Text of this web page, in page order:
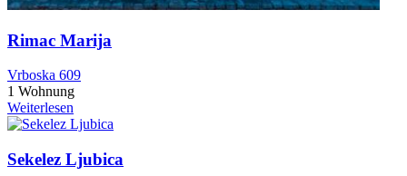
Rimac Marija
Vrboska 609
1 Wohnung
Weiterlesen
Sekelez Ljubica